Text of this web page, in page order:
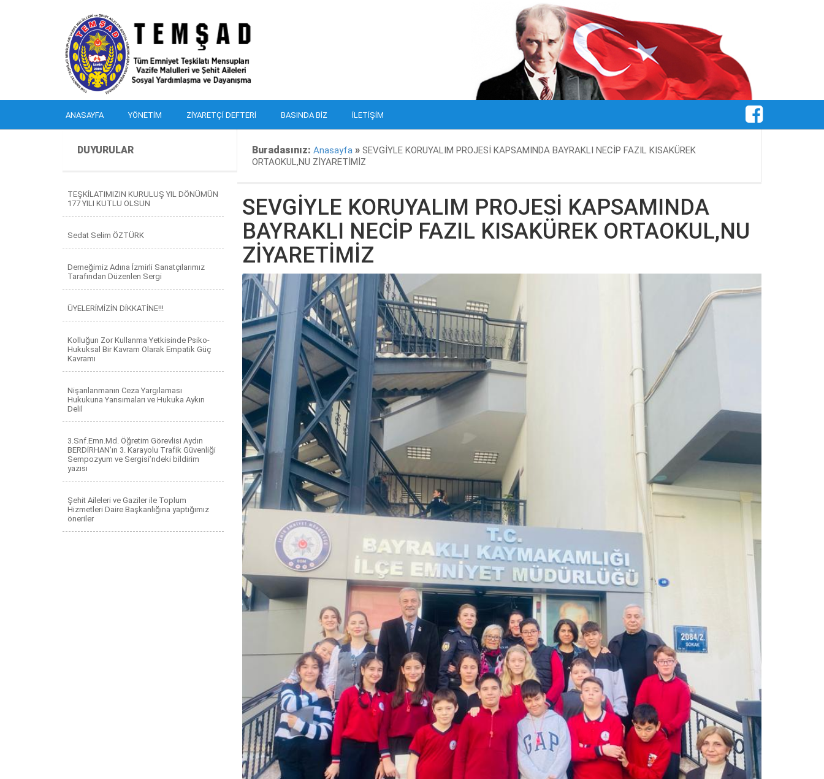
ANASAYFA YÖNETIM ZIYARETÇI DEFTERI BASINDA BIZ İLETIŞIM
DUYURULAR Buradasınız: Anasayfa » SEVGİYLE KORUYALIM PROJESİ KAPSAMINDA BAYRAKLI NECİP FAZIL KISAKÜREK
ORTAOKUL,NU ZİYARETİMİZ
TEŞKİLATIMIZIN KURULUŞ YIL DÖNÜMÜN
177 YILI KUTLU OLSUN
Sedat Selim ÖZTÜRK
Derneğimiz Adına İzmirli Sanatçılarımız
Tarafından Düzenlen Sergi
ÜYELERİMİZİN DİKKATİNE!!!
Kolluğun Zor Kullanma Yetkisinde Psiko-
Hukuksal Bir Kavram Olarak Empatik Güç
Kavramı
Nişanlanmanın Ceza Yargılaması
Hukukuna Yansımaları ve Hukuka Aykırı
Delil
3.Snf.Emn.Md. Öğretim Görevlisi Aydın
BERDİRHAN’ın 3. Karayolu Trafik Güvenliği
Sempozyum ve Sergisi’ndeki bildirim
yazısı
Şehit Aileleri ve Gaziler ile Toplum
Hizmetleri Daire Başkanlığına yaptığımız
öneriler
SEVGİYLE KORUYALIM PROJESİ KAPSAMINDA
BAYRAKLI NECİP FAZIL KISAKÜREK ORTAOKUL,NU
ZİYARETİMİZ